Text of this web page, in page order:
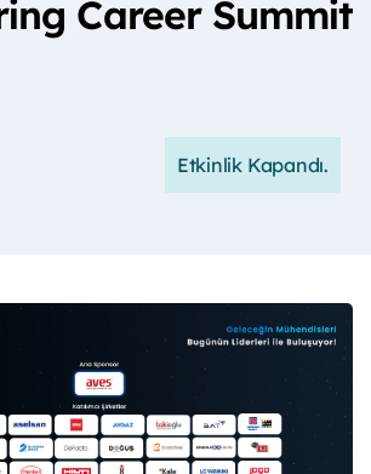
Career Summit
Etkinlik Kapandı.